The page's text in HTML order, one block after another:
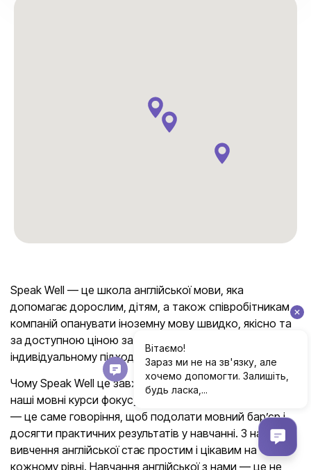
Speak Well — це школа англійської мови, яка
допомагає дорослим, дітям, а також співробітникам
компаній опанувати іноземну мову швидко, якісно та
за доступною ціною завдяки сучасним методикам та
індивідуальному підходу.
Чому Speak Well це завжди ефективно? Річ у тім, що
наші мовні курси фокусуються на практиці: 70% часу
— це саме говоріння, щоб подолати мовний бар’єр і
досягти практичних результатів у навчанні. З нами
вивчення англійської стає простим і цікавим на
кожному рівні. Навчання англійської з нами — це не